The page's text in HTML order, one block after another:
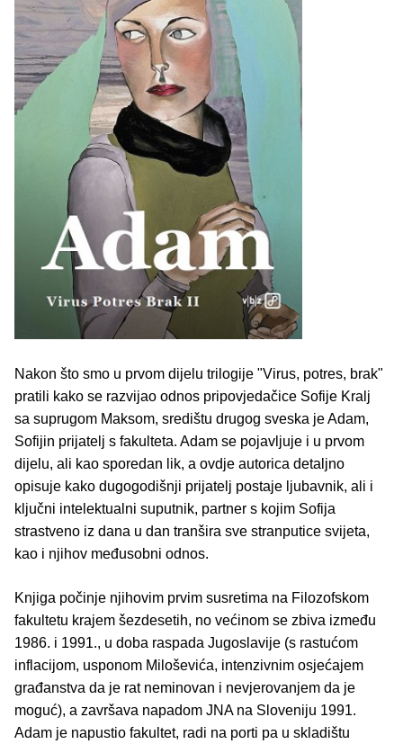
Nakon što smo u prvom dijelu trilogije "Virus, potres, brak"
pratili kako se razvijao odnos pripovjedačice Sofije Kralj
sa suprugom Maksom, središtu drugog sveska je Adam,
Sofijin prijatelj s fakulteta. Adam se pojavljuje i u prvom
dijelu, ali kao sporedan lik, a ovdje autorica detaljno
opisuje kako dugogodišnji prijatelj postaje ljubavnik, ali i
ključni intelektualni suputnik, partner s kojim Sofija
strastveno iz dana u dan tranšira sve stranputice svijeta,
kao i njihov međusobni odnos.
Knjiga počinje njihovim prvim susretima na Filozofskom
fakultetu krajem šezdesetih, no većinom se zbiva između
1986. i 1991., u doba raspada Jugoslavije (s rastućom
inflacijom, usponom Miloševića, intenzivnim osjećajem
građanstva da je rat neminovan i nevjerovanjem da je
moguć), a završava napadom JNA na Sloveniju 1991.
Adam je napustio fakultet, radi na porti pa u skladištu